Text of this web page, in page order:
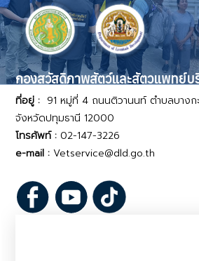
กองสวัสดิภาพสัตว์และสัตวแพทย์
ที่อยู่ : 91 หมู่ที่ 4 ถนนติวานนท์ ตำบลบางก
จังหวัดปทุมธานี 12000
โทรศัพท์ : 02-147-3226
e-mail :Vetservice@dld.go.th